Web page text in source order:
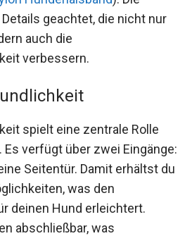
geachtet, die nicht nur
auch die
verbessern.
spielt eine zentrale Rolle
verfügt über zwei Eingänge:
Seitentür. Damit erhältst du
was den
deinen Hund erleichtert.
abschließbar, was